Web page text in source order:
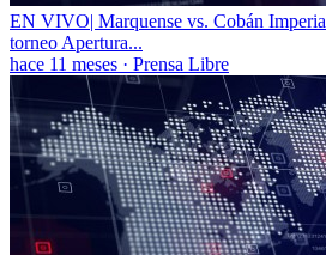
EN VIVO| Marquense vs. Cobán
torneo Apertura...
hace 11 meses · Prensa Libre